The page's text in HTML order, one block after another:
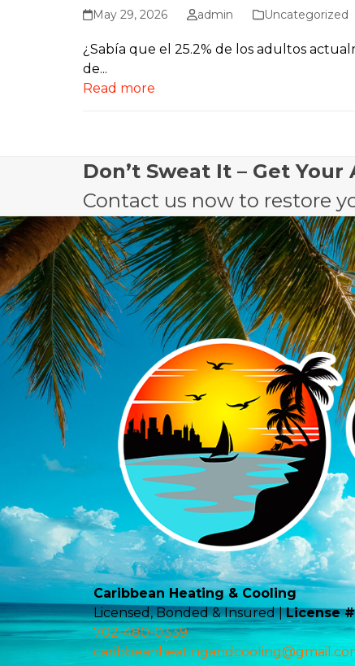
May 29, 2026 admin Uncategorized
¿Sabía que el 25.2% de los adultos
de...
Read more
Don’t Sweat It – Get Your
Contact us now to restore
Caribbean Heating & Cooling
Licensed, Bonded & Insured |License
702-480-0339